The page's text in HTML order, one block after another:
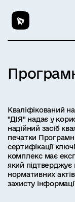
Кваліфікований
"ДІЯ" надає у
надійний засіб
печатки
сертифікації
комплекс має
який підтверджує
нормативних
захисту